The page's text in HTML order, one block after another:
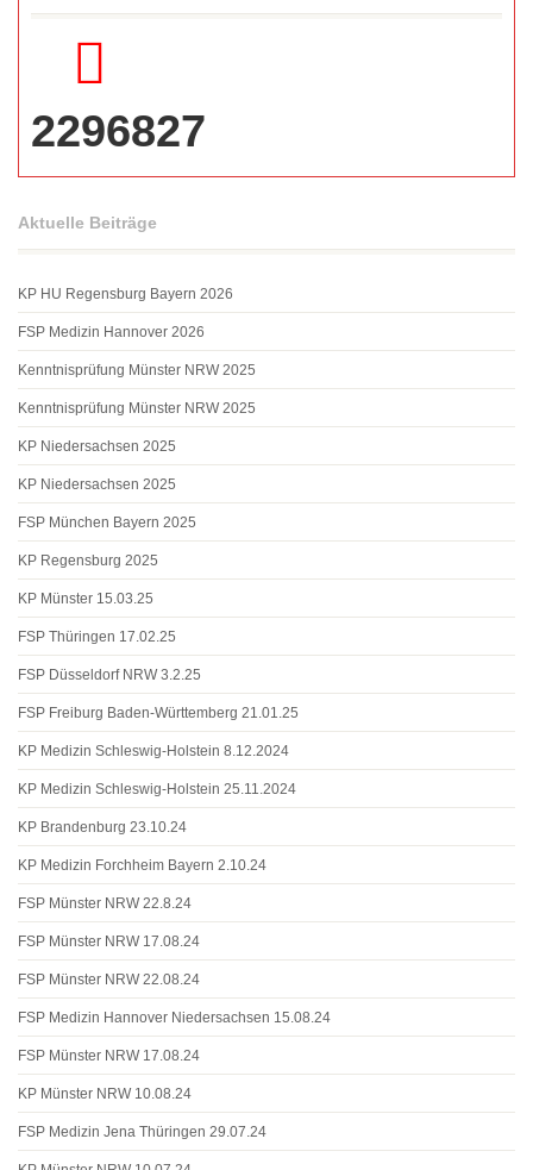
2296827
Aktuelle Beiträge
KP HU Regensburg Bayern 2026
FSP Medizin Hannover 2026
Kenntnisprüfung Münster NRW 2025
Kenntnisprüfung Münster NRW 2025
KP Niedersachsen 2025
KP Niedersachsen 2025
FSP München Bayern 2025
KP Regensburg 2025
KP Münster 15.03.25
FSP Thüringen 17.02.25
FSP Düsseldorf NRW 3.2.25
FSP Freiburg Baden-Württemberg 21.01.25
KP Medizin Schleswig-Holstein 8.12.2024
KP Medizin Schleswig-Holstein 25.11.2024
KP Brandenburg 23.10.24
KP Medizin Forchheim Bayern 2.10.24
FSP Münster NRW 22.8.24
FSP Münster NRW 17.08.24
FSP Münster NRW 22.08.24
FSP Medizin Hannover Niedersachsen 15.08.24
FSP Münster NRW 17.08.24
KP Münster NRW 10.08.24
FSP Medizin Jena Thüringen 29.07.24